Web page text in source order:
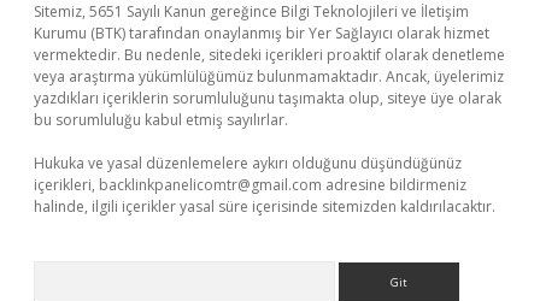
Sitemiz, 5651 Sayılı Kanun gereğince Bilgi Teknolojileri ve İletişim
Kurumu (BTK) tarafından onaylanmış bir Yer Sağlayıcı olarak hizmet
vermektedir. Bu nedenle, sitedeki içerikleri proaktif olarak denetleme
veya araştırma yükümlülüğümüz bulunmamaktadır. Ancak, üyelerimiz
yazdıkları içeriklerin sorumluluğunu taşımakta olup, siteye üye olarak
bu sorumluluğu kabul etmiş sayılırlar.
Hukuka ve yasal düzenlemelere aykırı olduğunu düşündüğünüz
içerikleri, backlinkpanelicomtr@gmail.com adresine bildirmeniz
halinde, ilgili içerikler yasal süre içerisinde sitemizden kaldırılacaktır.